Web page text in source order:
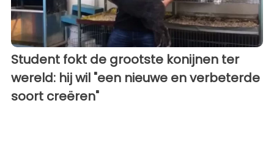
Student fokt de grootste konijnen ter
wereld: hij wil "een nieuwe en verbeterde
soort creëren"